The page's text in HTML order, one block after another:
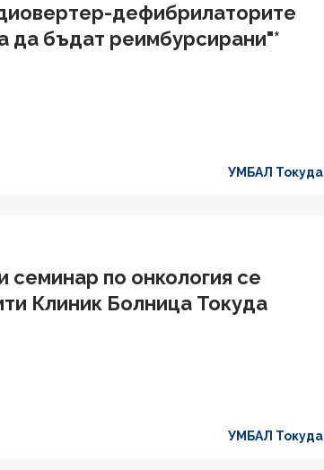
дефибрилаторите
да бъдат реимбурсирани"*
УМБАЛ Токуда
семинар по онкология се
Клиник Болница Токуда
УМБАЛ Токуда